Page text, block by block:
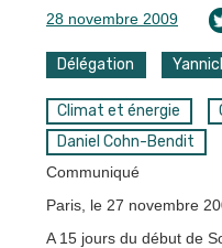
28 novembre 2009
Délégation
Climat et énergie
Daniel Cohn-Bendit
Communiqué
Paris, le 27 novembre
A 15 jours du début de